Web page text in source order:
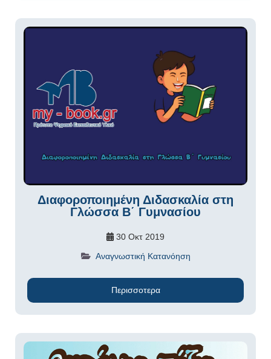
Διαφοροποιημένη Διδασκαλία στη
Γλώσσα Β΄ Γυμνασίου
30 Οκτ 2019
Αναγνωστική Κατανόηση
Περισσοτερα